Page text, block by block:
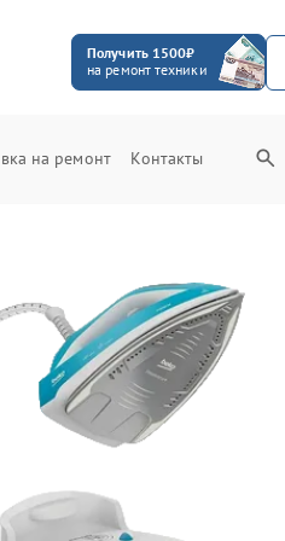
Получить 1500₽
на ремонт техники
на ремонт Контакты